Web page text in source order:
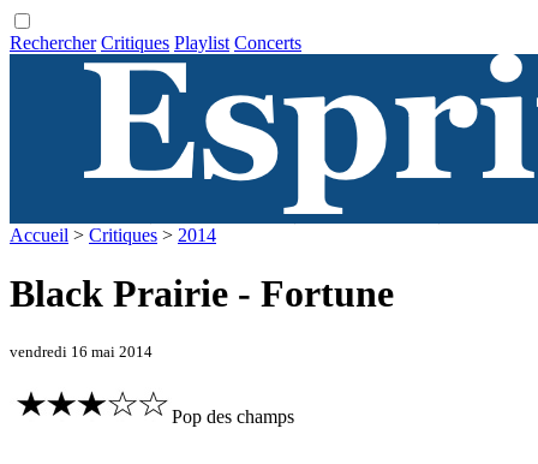
Rechercher Critiques Playlist Concerts
Accueil > Critiques > 2014
Black Prairie - Fortune
vendredi 16 mai 2014
Pop des champs